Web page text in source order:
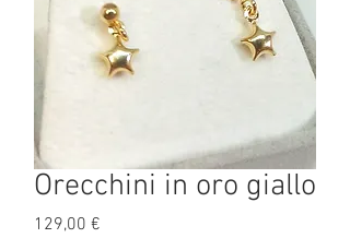
Orecchini in oro giallo
129,00 €